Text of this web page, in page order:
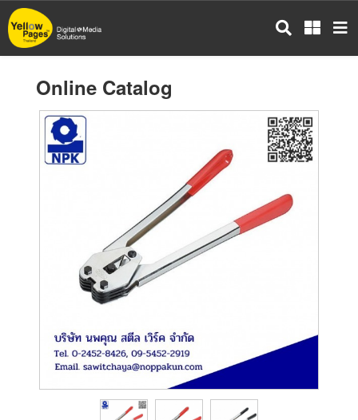
Skip
to
main
Online Catalog